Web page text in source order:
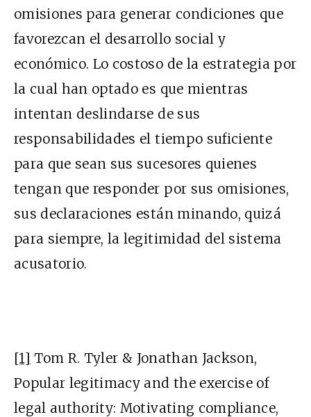
omisiones para generar condiciones que
favorezcan el desarrollo social y
económico. Lo costoso de la estrategia por
la cual han optado es que mientras
intentan deslindarse de sus
responsabilidades el tiempo suficiente
para que sean sus sucesores quienes
tengan que responder por sus omisiones,
sus declaraciones están minando, quizá
para siempre, la legitimidad del sistema
acusatorio.
[1] Tom R. Tyler & Jonathan Jackson,
Popular legitimacy and the exercise of
legal authority: Motivating compliance,